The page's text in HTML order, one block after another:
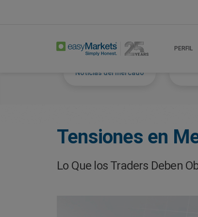
PERFIL
Noticias del mercado
Tensiones en
Lo Que los Traders Deben